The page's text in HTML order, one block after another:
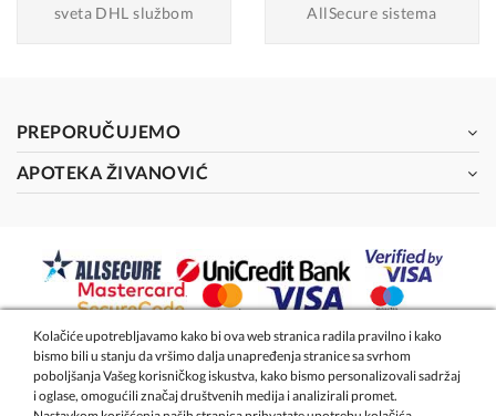
sveta DHL službom
AllSecure sistema
PREPORUČUJEMO
APOTEKA ŽIVANOVIĆ
2026 - Apoteka Magistra Živanović
Kolačiće upotrebljavamo kako bi ova web stranica radila pravilno i kako
bismo bili u stanju da vršimo dalja unapređenja stranice sa svrhom
poboljšanja Vašeg korisničkog iskustva, kako bismo personalizovali sadržaj
i oglase, omogućili značaj društvenih medija i analizirali promet.